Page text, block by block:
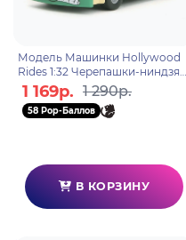
Модель Машинки Hollywood
Rides 1:32 Черепашки-ниндзя
TMNT Party Wagon 34723
1 169р. 1 290р.
58 Pop-Баллов
В КОРЗИНУ